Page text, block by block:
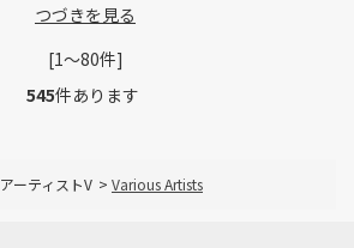
つづきを見る
[1～80件]
545件あります
アーティストV > Various Artists